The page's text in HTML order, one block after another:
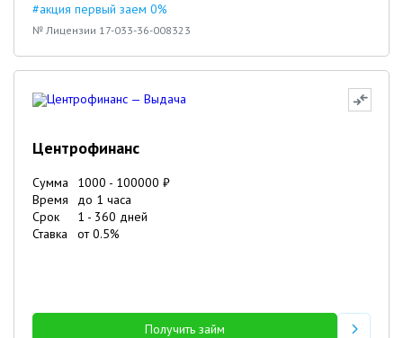
#акция первый заем 0%
№ Лицензии 17-033-36-008323
Центрофинанс
Сумма 1000 - 100000 ₽
Время
до 1 часа
Срок
1 - 360 дней
Ставка
от0.5%
Получить займ